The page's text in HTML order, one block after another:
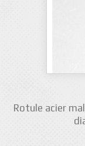
Rotule acier